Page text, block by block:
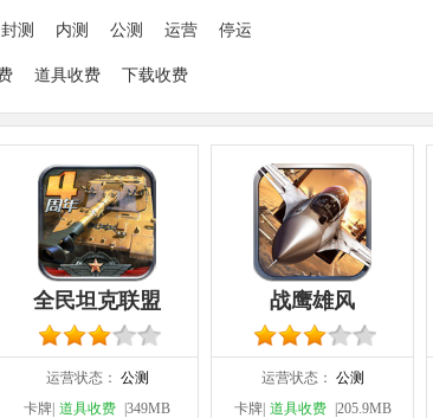
封测 内测 公测 运营 停运
道具收费 下载收费
全民坦克联盟
运营状态： 公测
卡牌| 道具收费 |349MB
战鹰雄风
运营状态： 公测
卡牌| 道具收费 |205.9MB